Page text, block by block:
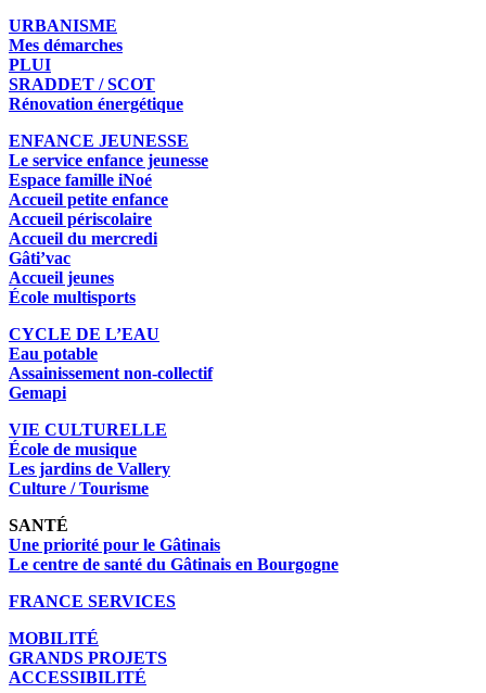
URBANISME
Mes démarches
PLUI
SRADDET / SCOT
Rénovation énergétique
ENFANCE JEUNESSE
Le service enfance jeunesse
Espace famille iNoé
Accueil petite enfance
Accueil périscolaire
Accueil du mercredi
Gâti’vac
Accueil jeunes
École multisports
CYCLE DE L’EAU
Eau potable
Assainissement non-collectif
Gemapi
VIE CULTURELLE
École de musique
Les jardins de Vallery
Culture / Tourisme
SANTÉ
Une priorité pour le Gâtinais
Le centre de santé du Gâtinais en Bourgogne
FRANCE SERVICES
MOBILITÉ
GRANDS PROJETS
ACCESSIBILITÉ